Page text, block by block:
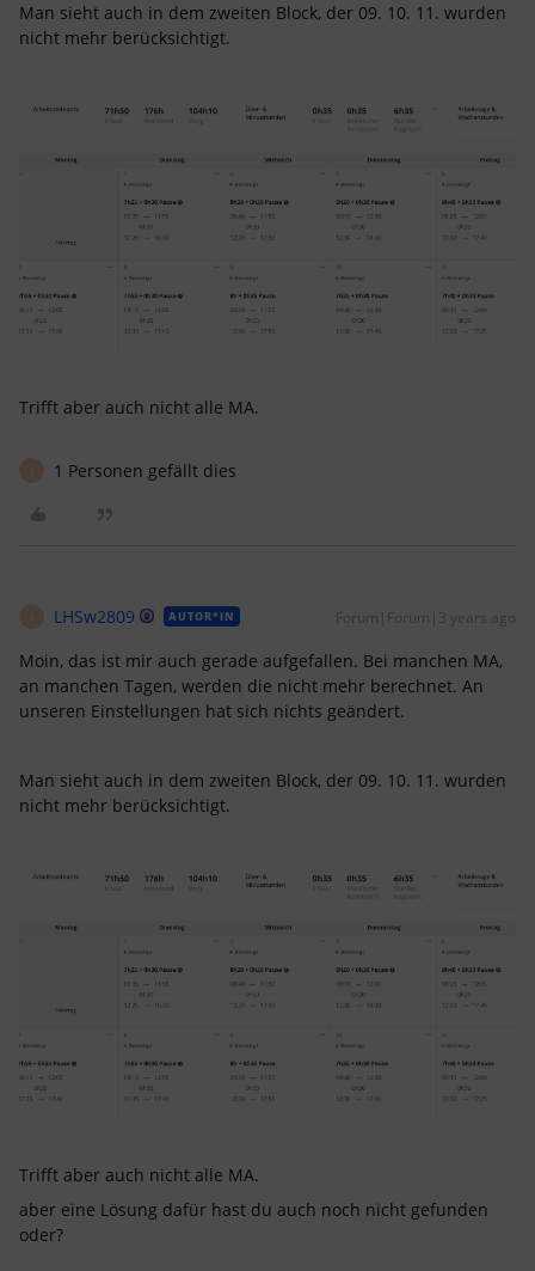
Man sieht auch in dem zweiten Block, der 09. 10. 11. wurden
nicht mehr berücksichtigt.
Trifft aber auch nicht alle MA.
1 Personen gefällt dies
LHSw2809 AUTOR*IN Forum|Forum|3 years ago
Moin, das ist mir auch gerade aufgefallen. Bei manchen MA,
an manchen Tagen, werden die nicht mehr berechnet. An
unseren Einstellungen hat sich nichts geändert.
Man sieht auch in dem zweiten Block, der 09. 10. 11. wurden
nicht mehr berücksichtigt.
Trifft aber auch nicht alle MA.
aber eine Lösung dafür hast du auch noch nicht gefunden
oder?